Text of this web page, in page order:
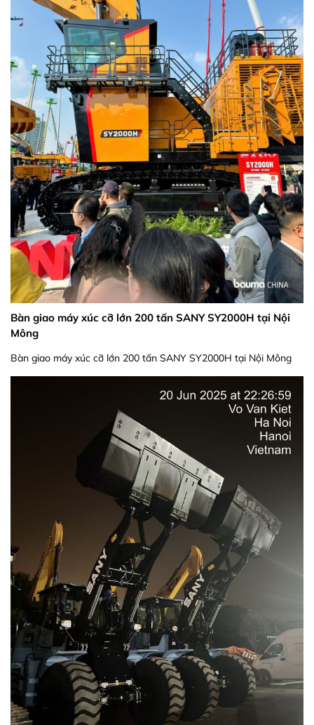
Bàn giao máy xúc cỡ lớn 200 tấn SANY SY2000H tại Nội
Mông
Bàn giao máy xúc cỡ lớn 200 tấn SANY SY2000H tại Nội Mông